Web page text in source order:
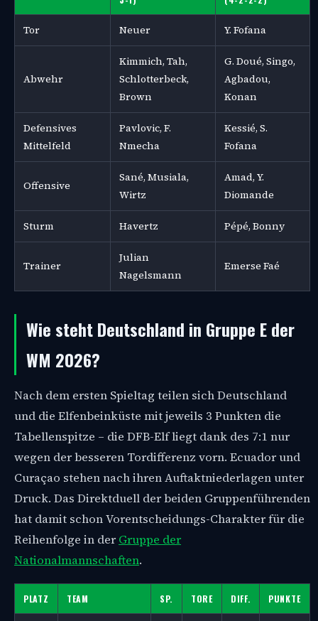
Tor Neuer Y. Fofana
Abwehr
Kimmich, Tah,
Schlotterbeck,
Brown
G. Doué, Singo,
Agbadou,
Konan
Defensives
Mittelfeld
Pavlovic, F.
Nmecha
Kessié, S.
Fofana
Offensive
Sané, Musiala,
Wirtz
Amad, Y.
Diomande
Sturm Havertz Pépé, Bonny
Trainer
Julian
Nagelsmann
Emerse Faé
Wie steht Deutschland in Gruppe E der
WM 2026?
Nach dem ersten Spieltag teilen sich Deutschland
und die Elfenbeinküste mit jeweils 3 Punkten die
Tabellenspitze – die DFB-Elf liegt dank des 7:1 nur
wegen der besseren Tordifferenz vorn. Ecuador und
Curaçao stehen nach ihren Auftaktniederlagen unter
Druck. Das Direktduell der beiden Gruppenführenden
hat damit schon Vorentscheidungs-Charakter für die
Reihenfolge in der Gruppe der
Nationalmannschaften.
PLATZ TEAM SP. TORE DIFF. PUNKTE